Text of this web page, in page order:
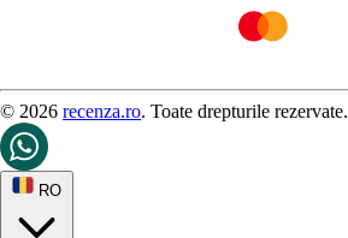
© 2026 recenza.ro. Toate drepturile rezervate.
RO